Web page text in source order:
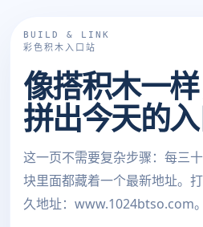
BUILD & LINK
彩色积木入口站
像搭积木一样
拼出今天的
这一页不需要复杂步骤：每三
块里面都藏着一个最新地址。
久地址：www.1024btso.com。